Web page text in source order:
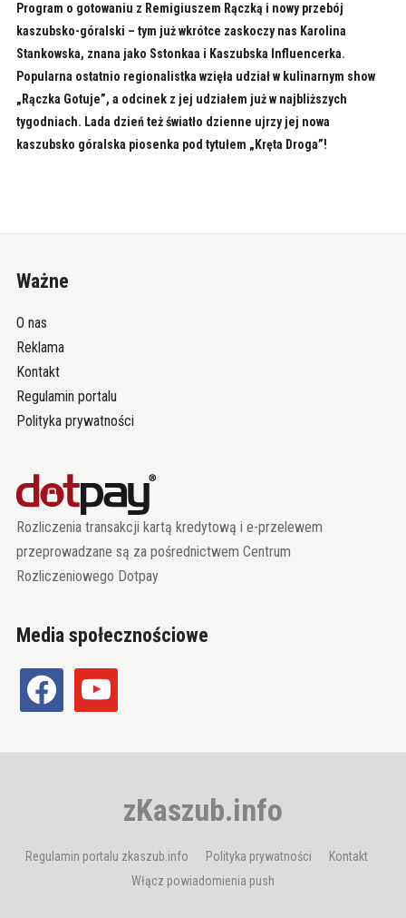
Program o gotowaniu z Remigiuszem Rączką i nowy przebój
kaszubsko-góralski – tym już wkrótce zaskoczy nas Karolina
Stankowska, znana jako Sstonkaa i Kaszubska Influencerka.
Popularna ostatnio regionalistka wzięła udział w kulinarnym show
„Rączka Gotuje”, a odcinek z jej udziałem już w najbliższych
tygodniach. Lada dzień też światło dzienne ujrzy jej nowa
kaszubsko góralska piosenka pod tytułem „Kręta Droga”!
Ważne
O nas
Reklama
Kontakt
Regulamin portalu
Polityka prywatności
Rozliczenia transakcji kartą kredytową i e-przelewem
przeprowadzane są za pośrednictwem Centrum
Rozliczeniowego Dotpay
Media społecznościowe
facebook youtube
zKaszub.info
Regulamin portalu zkaszub.info Polityka prywatności
Kontakt
Włącz powiadomienia push